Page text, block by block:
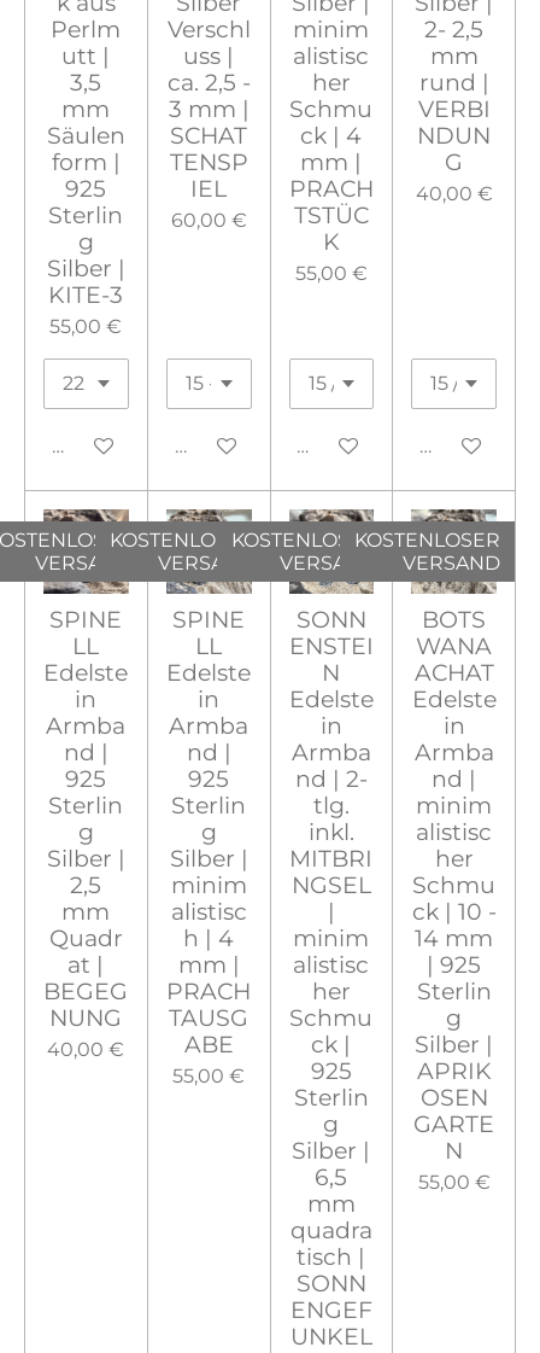
Perlm
utt |
3,5
mm
Säulen
form |
925
Sterlin
g
Silber |
KITE-3
55,00 €
In den Warenkorb
Verschl
uss |
ca. 2,5 -
3 mm |
SCHAT
TENSP
IEL
60,00 €
In den Warenkorb
minim
alistisc
her
Schmu
ck | 4
mm |
PRACH
TSTÜC
K
55,00 €
In den Warenkorb
2- 2,5
mm
rund |
VERBI
NDUN
G
40,00 €
In den
VERSAND
SPINE
LL
Edelste
in
Armba
nd |
925
Sterlin
g
Silber |
2,5
mm
Quadr
at |
BEGEG
NUNG
40,00 €
KOSTENLOSER
VERSAND
SPINE
LL
Edelste
in
Armba
nd |
925
Sterlin
g
Silber |
minim
alistisc
h | 4
mm |
PRACH
TAUSG
ABE
55,00 €
KOSTENLOSER
VERSAND
SONN
ENSTEI
N
Edelste
in
Armba
nd | 2-
tlg.
inkl.
MITBRI
NGSEL
|
minim
alistisc
her
Schmu
ck |
925
Sterlin
g
Silber |
6,5
mm
quadra
tisch |
SONN
ENGEF
UNKEL
KOSTENLOSER
VERSAND
BOTS
WANA
ACHAT
Edelste
in
Armba
nd |
minim
alistisc
her
Schmu
ck | 10 -
14 mm
| 925
Sterlin
g
Silber |
APRIK
OSEN
GARTE
N
55,00 €